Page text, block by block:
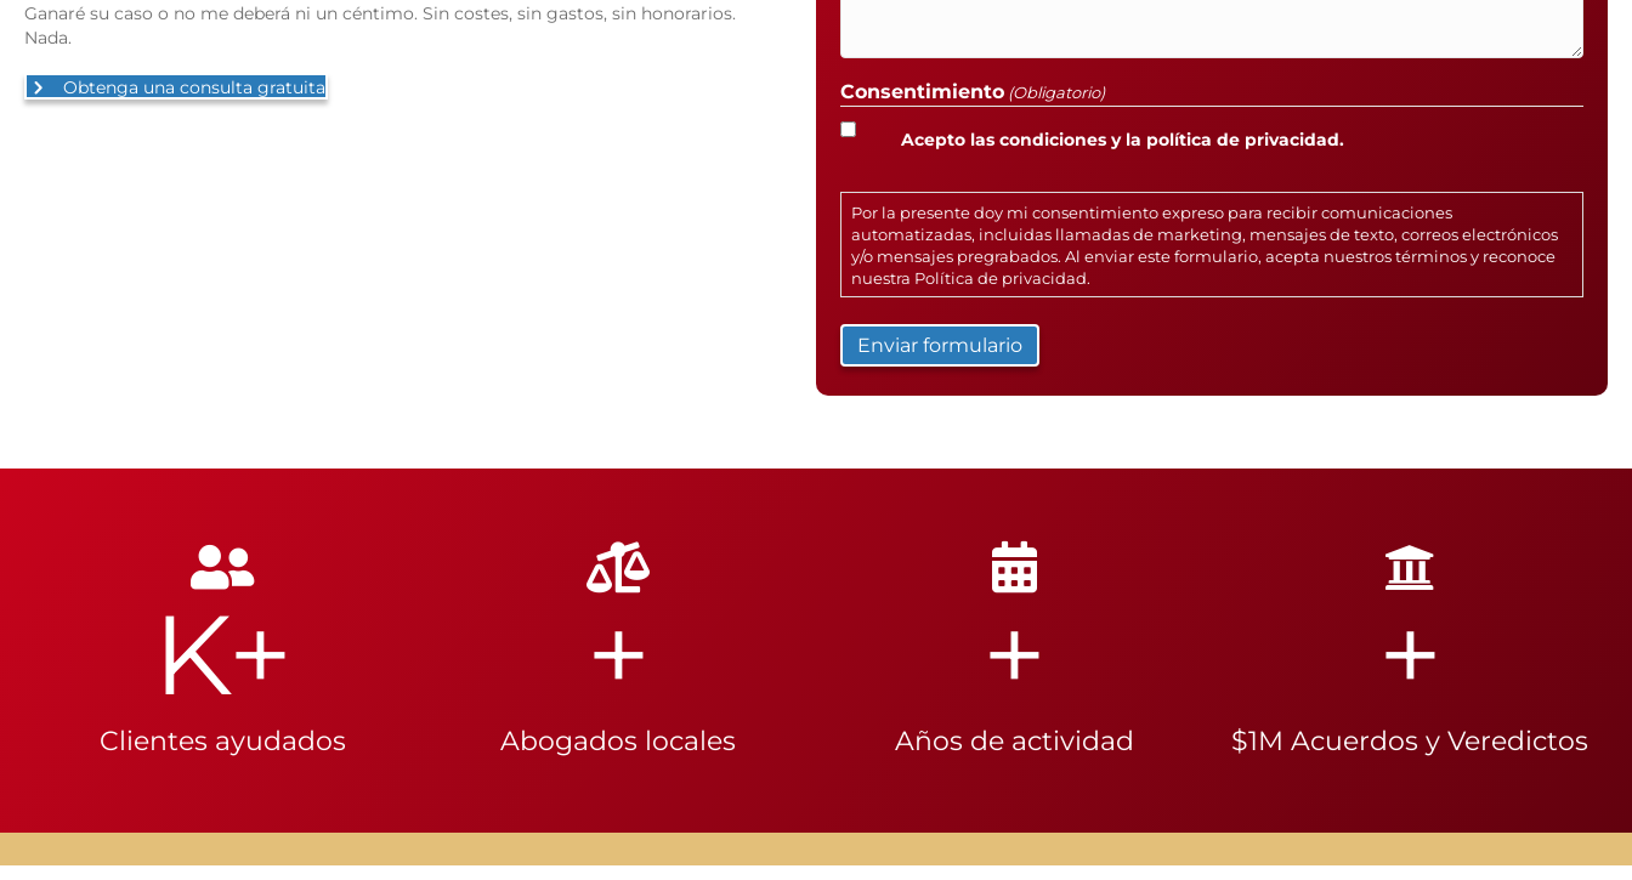
Ganaré su caso o no me deberá ni un céntimo. Sin costes, sin gastos, sin honorarios.
Nada.
Obtenga una consulta gratuita Consentimiento (Obligatorio)
Acepto las condiciones y la política de privacidad.
Por la presente doy mi consentimiento expreso para recibir comunicaciones
automatizadas, incluidas llamadas de marketing, mensajes de texto, correos electrónicos
y/o mensajes pregrabados. Al enviar este formulario, acepta nuestros términos y reconoce
nuestra Política de privacidad.
K+
Clientes ayudados
+
Abogados locales
+
Años de actividad
+
$1M Acuerdos y Veredictos